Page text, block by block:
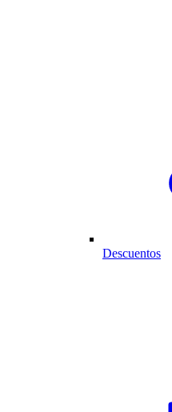
Descuentos